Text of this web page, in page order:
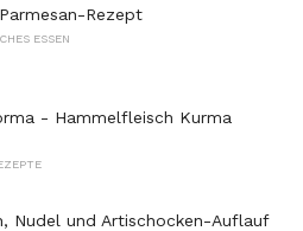
Rezept
ESSEN
- Hammelfleisch Kurma
Nudel und Artischocken-Auflauf